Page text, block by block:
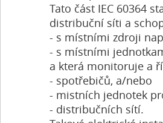
Tato část IEC 60364
distribuční síti a
- s místními zdroji
- s místními
a která monitoruje a
- spotřebičů, a/nebo
- mistních jednotek
- distribučních sítí.